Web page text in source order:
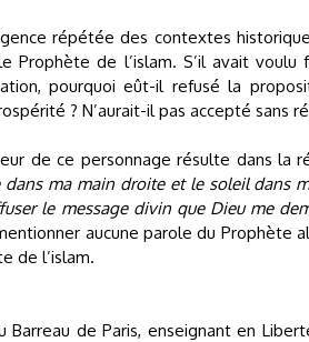
répétée des contextes
Prophète de l’islam. S’il avait
pourquoi eût-il refusé la
? N’aurait-il pas accepté sans
de ce personnage résulte dans la
dans ma main droite et le soleil dans
le message divin que Dieu me
aucune parole du Prophète
de l’islam.
de Paris, enseignant en